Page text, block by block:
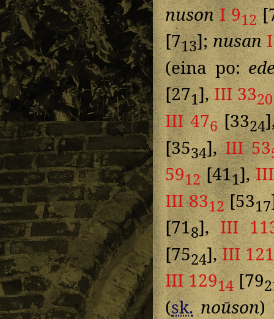
nuson I 912
[713];nusan
(eina po:
[271],III 3320
III 476[3324
[3534],III 53
5912[411],
III 8312[5317
[718],III
[7524],III
III 12914[79
(sk. noūson)